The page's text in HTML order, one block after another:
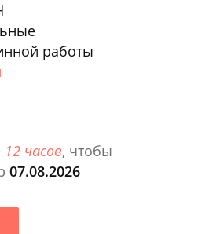
работы
12 часов, чтобы
07.08.2026